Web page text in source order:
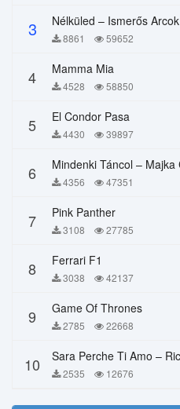
3 Nélküled – Ismerős Arcok
8861 59652
4 Mamma Mia
4528 58850
5 El Condor Pasa
4430 39897
6 4356 47351
7 Pink Panther
3108 27785
8 Ferrari F1
3038 42137
9 Game Of Thrones
2785 22668
10 2535 12676